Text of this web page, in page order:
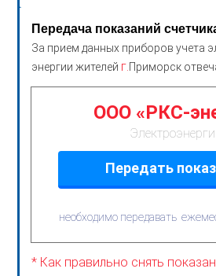
Передача показаний
За прием данных приборов учета
энергии жителей г. Приморск
ООО «РКС-
Передать
необходимо передавать
* Как правильно снять